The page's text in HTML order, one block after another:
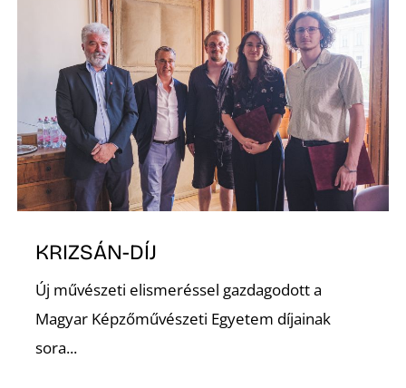
KRIZSÁN-DÍJ
Új művészeti elismeréssel gazdagodott a
Magyar Képzőművészeti Egyetem díjainak
sora...